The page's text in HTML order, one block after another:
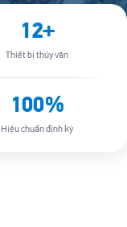
12+
Thiết bị thủy văn
100%
Hiệu chuẩn định kỳ